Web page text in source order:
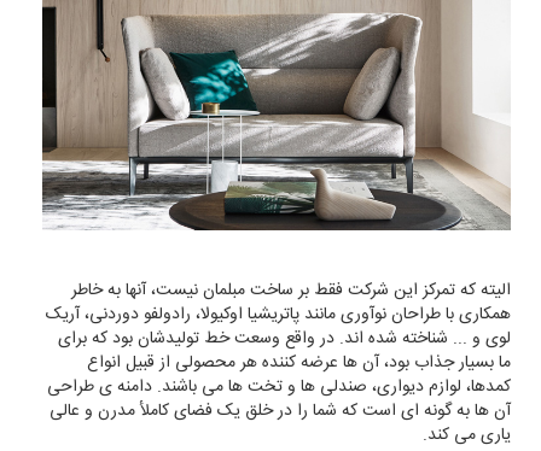
الیته که تمرکز این شرکت فقط بر ساخت مبلمان نیست، آنها به خاطر
همکاری با طراحان نوآوری مانند پاتریشیا اوکیولا، رادولفو دوردنی، آریک
لوی و ... شناخته شده اند. در واقع وسعت خط تولیدشان بود که برای
ما بسیار جذاب بود، آن ها عرضه کننده هر محصولی از قبیل انواع
کمدها، لوازم دیواری، صندلی ها و تخت ها می باشند. دامنه ی طراحی
آن ها به گونه ای است که شما را در خلق یک فضای کاملأ مدرن و عالی
یاری می کند.